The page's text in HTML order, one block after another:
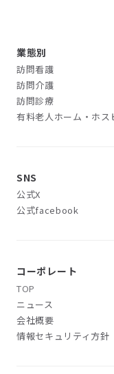
業態別
訪問看護
訪問介護
訪問診療
有料老人ホーム・ホス
SNS
公式X
公式facebook
コーポレート
TOP
ニュース
会社概要
情報セキュリティ方針